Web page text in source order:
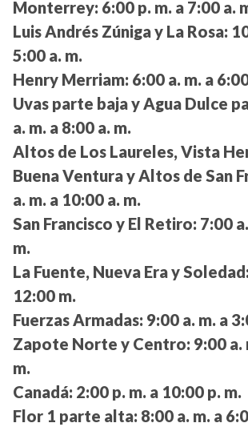
Monterrey: 6:00 p. m. a 7:00 a.
Luis Andrés Zúniga y La Rosa:
5:00 a. m.
Henry Merriam: 6:00 a. m. a
Uvas parte baja y Agua Dulce
a. m. a 8:00 a. m.
Altos de Los Laureles, Vista
Buena Ventura y Altos de San
a. m. a 10:00 a. m.
San Francisco y El Retiro: 7:00
m.
La Fuente, Nueva Era y Soledad:
12:00 m.
Fuerzas Armadas: 9:00 a. m. a
Zapote Norte y Centro: 9:00 a.
m.
Canadá: 2:00 p. m. a 10:00 p. m.
Flor 1 parte alta: 8:00 a. m. a